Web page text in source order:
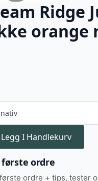
Ridge
orange
Legg I Handlekurv
ordre
ordre + tips, tester